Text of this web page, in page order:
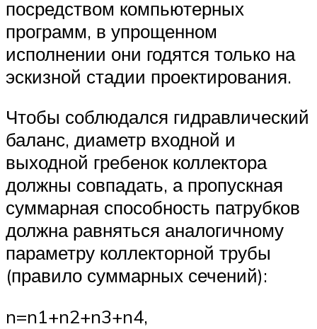
посредством компьютерных
программ, в упрощенном
исполнении они годятся только на
эскизной стадии проектирования.
Чтобы соблюдался гидравлический
баланс, диаметр входной и
выходной гребенок коллектора
должны совпадать, а пропускная
суммарная способность патрубков
должна равняться аналогичному
параметру коллекторной трубы
(правило суммарных сечений):
n=n1+n2+n3+n4,